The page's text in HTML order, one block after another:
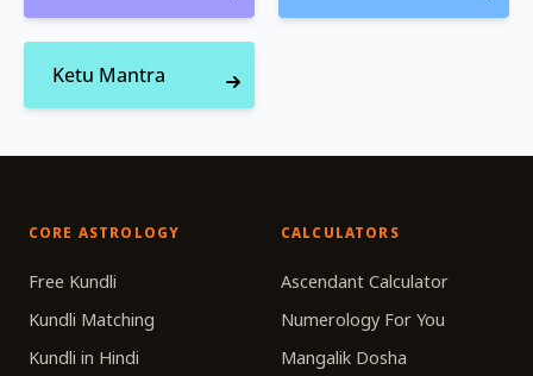
Ketu Mantra
CORE ASTROLOGY
Free Kundli
Kundli Matching
Kundli in Hindi
CALCULATORS
Ascendant Calculator
Numerology For You
Mangalik Dosha